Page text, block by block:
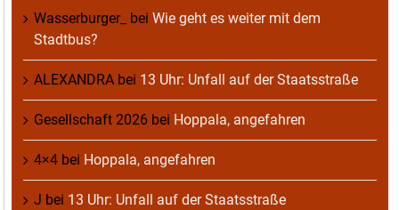
Wasserburger_ bei Wie geht es weiter mit dem
Stadtbus?
ALEXANDRA bei 13 Uhr: Unfall auf der Staatsstraße
Gesellschaft 2026 bei Hoppala, angefahren
4×4 bei Hoppala, angefahren
J bei 13 Uhr: Unfall auf der Staatsstraße